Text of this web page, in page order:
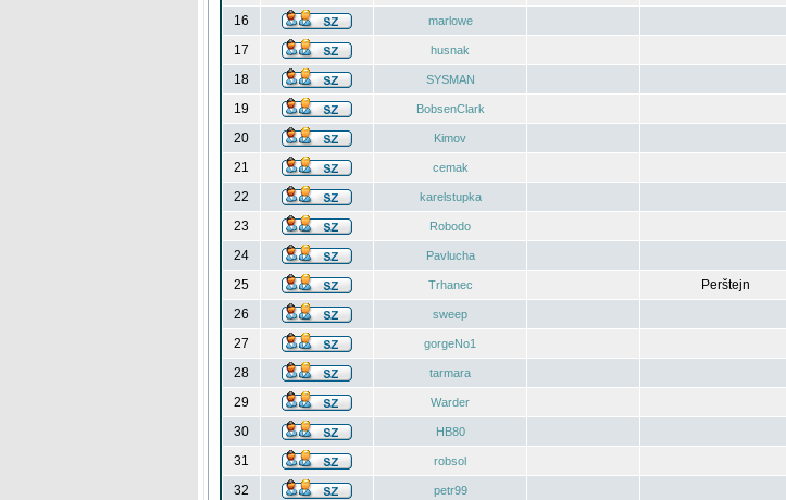
16
marlowe
17
husnak
18
SYSMAN
19
BobsenClark
20
Kimov
21
cemak
22
karelstupka
23
Robodo
24
Pavlucha
25
Trhanec Perštejn
26
sweep
27
gorgeNo1
28
tarmara
29
Warder
30
HB80
31
robsol
32
petr99